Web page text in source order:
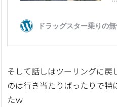
そして話しはツーリングに戻
のは行き当たりばったりで特
たｗ